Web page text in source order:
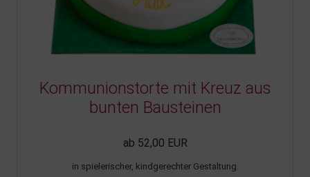
Kommunionstorte mit Kreuz aus
bunten Bausteinen
ab 52,00 EUR
in spielerischer, kindgerechter Gestaltung.